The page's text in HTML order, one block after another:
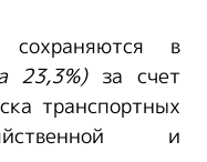
в
23,3%) за счет
транспортных
и